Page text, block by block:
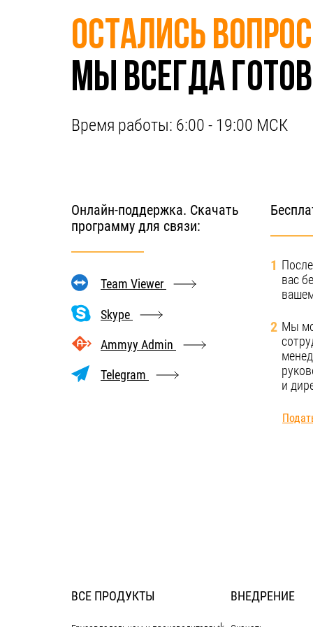
Остались
Мы всегда
Время работы: 6:00 - 19:00 МСК
Онлайн-поддержка. Скачать
программу для связи:
Team Viewer
Skype
Ammyy Admin
Telegram
1
вас
2 Мы
и
ВСЕ ПРОДУКТЫ ВНЕДРЕНИЕ